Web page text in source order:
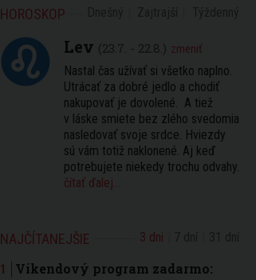
HOROSKOP
Lev (23.7. - 22.8.) zmeniť
Nastal čas užívať si všetko naplno.
Utrácať za dobré jedlo a chodiť
nakupovať je dovolené. A tiež
v láske smiete bez zlého svedomia
nasledovať svoje srdce. Hviezdy
sú vám totiž naklonené. Aj keď
potrebujete niekedy trochu odvahy.
čítať ďalej...
NAJČÍTANEJŠIE 3 dni
Víkendový program zadarmo: